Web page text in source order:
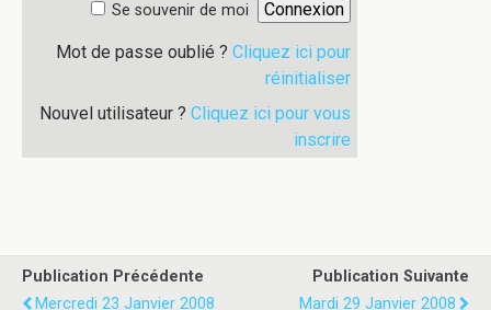
Se souvenir de moi
Mot de passe oublié ? Cliquez ici pour
réinitialiser
Nouvel utilisateur ? Cliquez ici pour vous
inscrire
Publication Précédente
Mercredi 23 Janvier 2008
Publication Suivante
Mardi 29 Janvier 2008